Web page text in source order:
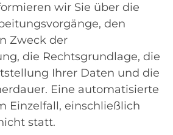
wir Sie über die
den
Zweck der
die Rechtsgrundlage, die
Ihrer Daten und die
Eine automatisierte
Einzelfall, einschließlich
statt.